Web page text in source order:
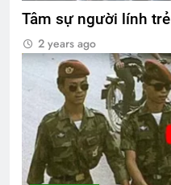
Tâm sự người lính trẻ
2 years ago